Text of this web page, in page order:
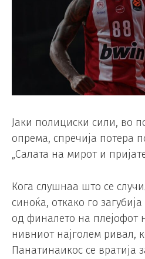
Јаки полициски сили, во
опрема, спречија потера
„Салата на мирот и
Кога слушнаа што се
синоќа, откако го
од финалето на плејофот
нивниот најголем ривал,
Панатинаикос се вратија